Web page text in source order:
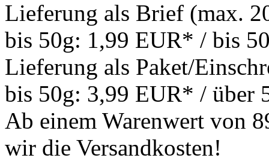
Lieferung als Brief (max.
bis 50g: 1,99 EUR* / bis
Lieferung als Paket/
bis 50g: 3,99 EUR* / über
Ab einem Warenwert von
wir die Versandkosten!